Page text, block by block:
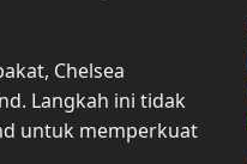
Chelsea
Langkah ini tidak
untuk memperkuat